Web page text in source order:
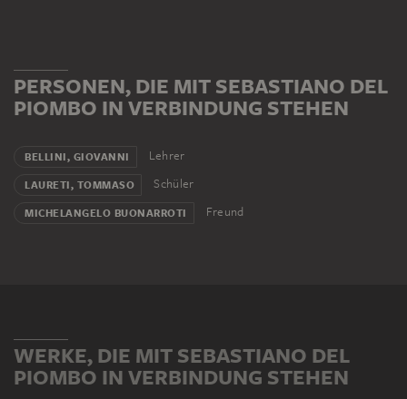
PERSONEN, DIE MIT SEBASTIANO DEL
PIOMBO IN VERBINDUNG STEHEN
BELLINI, GIOVANNI Lehrer
LAURETI, TOMMASO Schüler
MICHELANGELO BUONARROTI Freund
WERKE, DIE MIT SEBASTIANO DEL
PIOMBO IN VERBINDUNG STEHEN